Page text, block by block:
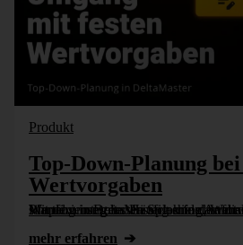
Integrierte Unternehmensplanung
DeltaMaster
Planung
Produkt
Top-Down-Planung bei
Wertvorgaben
Mit dem integrierten Splashing, Wertweiterleitung und Wertfixierung lassen sich viele Anforderungen an die Planung in DeltaMaster ohne datenbankseitige Anpassungen simpel umsetzen.
mehr erfahren